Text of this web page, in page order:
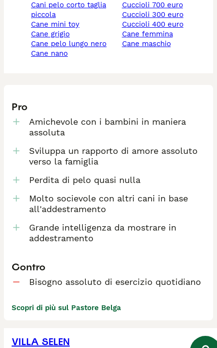
cani pelo corto taglia
piccola
cane mini toy
cane grigio
cane pelo lungo nero
cane nano
cuccioli 700 euro
cuccioli 300 euro
cuccioli 400 euro
cane femmina
cane maschio
Pro
Amichevole con i bambini in maniera
assoluta
Sviluppa un rapporto di amore assoluto
verso la famiglia
Perdita di pelo quasi nulla
Molto socievole con altri cani in base
all'addestramento
Grande intelligenza da mostrare in
addestramento
Contro
Bisogno assoluto di esercizio quotidiano
Scopri di più sul Pastore Belga
VILLA SELEN